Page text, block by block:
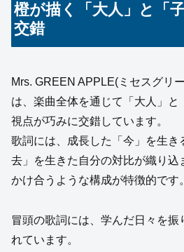
橙が描く「大人」と「
交錯
Mrs. GREEN APPLE(ミセスグリ
は、楽曲全体を通じて「大人」と
視点が巧みに交錯しています。
歌詞には、成長した「今」を生き
去」を生きた自分の対比が織り込
かけ合うような構成が特徴的です。
冒頭の歌詞には、学んだ日々を
れています。